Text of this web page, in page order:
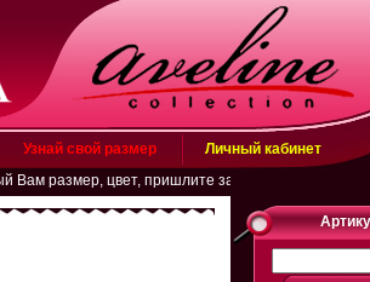
Узнай свой размер
Личный кабинет
цвет, пришлите заявку на эл. почту